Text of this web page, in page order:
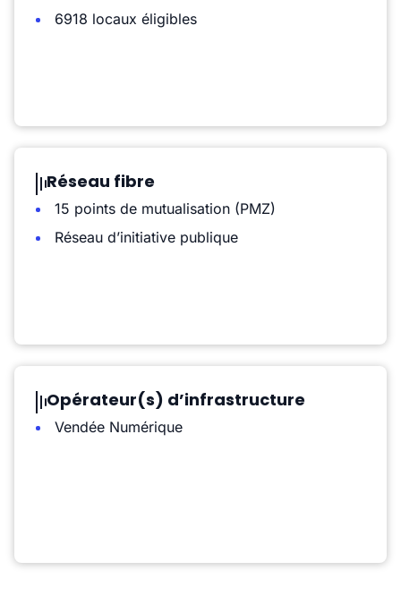
6918 locaux éligibles
Réseau fibre
15 points de mutualisation (PMZ)
Réseau d’initiative publique
Opérateur(s) d’infrastructure
Vendée Numérique